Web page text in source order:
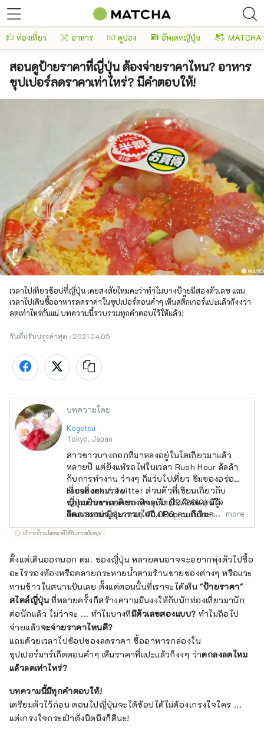
ท่องเที่ยว อาหาร คูปอง อัพเดทญี่ปุ่น
สอนดูป้ายราคาที่ญี่ปุ่น ต้องจ่ายราคาไหน? อาหาร
ซุปเปอร์ลดราคาเท่าไหร่? มีคำตอบให้!
เวลาไปเที่ยวช้อปที่ญี่ปุ่น เคยสงสัยไหมคะว่าทำไมบางป้ายมีสองตัวเลข แถม
เวลาไปเดินซื้ออาหารลดราคาในซุปเปอร์ตอนค่ำๆ เห็นสติ๊กเกอร์แปะแล้วก็งงว่า
ลดเท่าไหร่กันแน่ บทความนี้รวบรวมทุกคำตอบไว้ให้แล้ว!
วันที่ปรับปรุงล่าสุด : 2021.04.05
บทความโดย
Kogetsu
Tokyo, Japan
สาวชาวบางกอกที่มาหลงอยู่ในโตเกียวมาแล้ว
หลายปี แต่ยังแพ้รถไฟในเวลา Rush Hour ลัลล้า
กับการทำงาน ว่างๆ ก็แว่บไปเที่ยว ชิมของอร่อย
เที่ยวติ่งตามรอย
ชอบบรรยากาศของศาลเจ้าเป็นพิเศษ สนใจ
วัฒนธรรมญี่ปุ่น รวมไปถึง Pop culture~♥
เจอแมวเป็นไม่ได้ ต้องทักทายเหมียวๆ ใส่ประจำ
มีประสบการณ์แปลมากกว่า 10 ปี (เราจะไม่พูด
บรรณาธิการเว็บไซต์
Facebook / Twitter ส่วนตัวที่เขียนเกี่ยวกับ
ญี่ปุ่นเป็นงานอดิเรก ปัจจุบัน (12/2019) มีผู้
ติดตามอย่างละราวๆ 40,000 คน ก็เรียกว่าเป็น
บล๊อกเกอร์ตัวจ้อยๆ ได้ ... ล่ะมั้ง?
more
บริการนี้รวมโฆษณาที่ได้รับการสนับสนุน
ตั้งแต่เดินออกนอก ตม. ของญี่ปุ่น หลายคนอาจจะอยากพุ่งตัวไปซื้อ
อะไรรองท้องหรือคลายกระหายน้ำตามร้านขายของต่างๆ หรือแวะ
ทานข้าวในสนามบินเลย ตั้งแต่ตอนนั้นที่เราจะได้เห็น"ป้ายราคา"
สไตล์ญี่ปุ่นที่หลายครั้งก็สร้างความมึนงงให้กับนักท่องเที่ยวมานัก
ต่อนักแล้ว ไม่ว่าจะ ... ทำไมบางทีมีตัวเลขสองแบบ? ทำไมถือไป
จ่ายแล้วจะจ่ายราคาไหนดี?
แถมด้วยเวลาไปช้อปของลดราคา ซื้ออาหารกล่องใน
ซุปเปอร์มาร์เก็ตตอนค่ำๆ เห็นราคาที่แปะแล้วก็งงๆ ว่าตกลงลดไหม
แล้วลดเท่าไหร่?
บทความนี้มีทุกคำตอบให้!
เตรียมตัวไว้ก่อน ตอนไปญี่ปุ่นจะได้ช้อปได้ไม่ต้องเกรงใจใคร ...
แต่เกรงใจกระเป๋าตังนิดนึงก็ดีนะ!